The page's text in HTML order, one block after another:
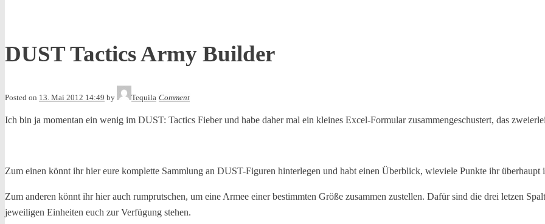
DUST Tactics Army Builder
Posted on 13. Mai 2012 14:49 by Tequila Comment
Ich bin ja momentan ein wenig im DUST: Tactics Fieber und habe daher mal ein kleines Excel-Formular zusammengeschustert, das
Zum einen könnt ihr hier eure komplette Sammlung an DUST-Figuren hinterlegen und habt einen Überblick, wieviele Punkte ihr überhaupt
Zum anderen könnt ihr hier auch rumprutschen, um eine Armee einer bestimmten Größe zusammen zustellen. Dafür sind die drei letzen
jeweiligen Einheiten euch zur Verfügung stehen.